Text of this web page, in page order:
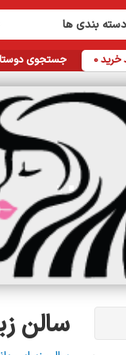
بندی ها
جستجوی خرید0
سالن